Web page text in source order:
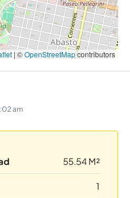
| ©OpenStreetMapcontributors
am
55.54 M²
1